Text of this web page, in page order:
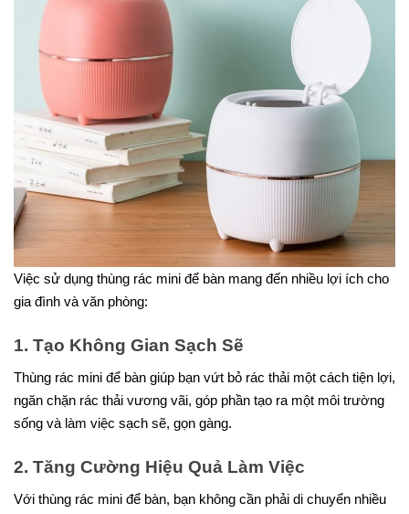
Việc sử dụng thùng rác mini để bàn mang đến nhiều lợi ích cho
gia đình và văn phòng:
1. Tạo Không Gian Sạch Sẽ
Thùng rác mini để bàn giúp bạn vứt bỏ rác thải một cách tiện lợi,
ngăn chặn rác thải vương vãi, góp phần tạo ra một môi trường
sống và làm việc sạch sẽ, gọn gàng.
2. Tăng Cường Hiệu Quả Làm Việc
Với thùng rác mini để bàn, bạn không cần phải di chuyển nhiều